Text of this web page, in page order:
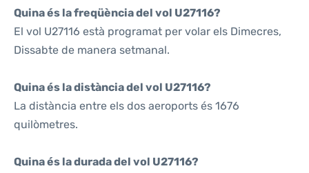
Quina és la freqüència del vol U27116?
El vol U27116 està programat per volar els Dimecres,
Dissabte de manera setmanal.
Quina és la distància del vol U27116?
La distància entre els dos aeroports és 1676
quilòmetres.
Quina és la durada del vol U27116?